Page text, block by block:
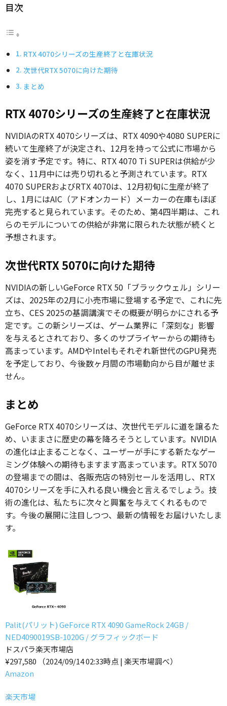
目次
RTX 4070シリーズの生産終了と在庫状況
次世代RTX 5070に向けた期待
まとめ
RTX 4070シリーズの生産終了と在庫状況
NVIDIAのRTX 4070シリーズは、RTX 4090や4080 SUPERに
続いて生産終了が決定され、12月を持って公式に市場から
姿を消す予定です。特に、RTX 4070 Ti SUPERは供給が少
なく、11月中には売り切れると予測されています。RTX
4070 SUPERおよびRTX 4070は、12月初旬に生産が終了
し、1月にはAIC（アドオンカード）メーカーの在庫もほぼ
完売すると見られています。そのため、第4四半期は、これ
らのモデルについての供給が非常に限られた状態が続くと
予想されます。
次世代RTX 5070に向けた期待
NVIDIAの新しいGeForce RTX 50「ブラックウェル」シリー
ズは、2025年の2月に小売市場に登場する予定で、これに先
立ち、CES 2025の基調講演でその概要が明らかにされる予
定です。この新シリーズは、ゲーム業界に「深刻な」影響
を与えるとされており、多くのサプライヤーからの期待も
高まっています。AMDやIntelもそれぞれ新世代のGPU発売
を予定しており、今後数ヶ月間の市場動向から目が離せま
せん。
まとめ
GeForce RTX 4070シリーズは、次世代モデルに道を譲るた
め、いままさに歴史の幕を降ろそうとしています。NVIDIA
の進化は止まることなく、ユーザーが手にする新たなゲー
ミング体験への期待もますます高まっています。RTX 5070
の登場までの間は、各販売店の特別セールを活用し、RTX
4070シリーズを手に入れる良い機会と言えるでしょう。技
術の進化は、私たちに次々と興奮を与えてくれるもので
す。今後の展開に注目しつつ、最新の情報をお届けいたしま
す。
Palit(パリット) GeForce RTX 4090 GameRock 24GB /
NED4090019SB-1020G / グラフィックボード
ドスパラ楽天市場店
¥297,580
（2024/09/14 02:33時点 | 楽天市場調べ）
Amazon
楽天市場